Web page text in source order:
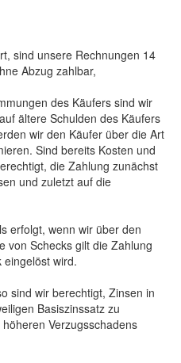
sind unsere Rechnungen 14
Abzug zahlbar,
des Käufers sind wir
ältere Schulden des Käufers
wir den Käufer über die Art
Sind bereits Kosten und
die Zahlung zunächst
und zuletzt auf die
erfolgt, wenn wir über den
von Schecks gilt die Zahlung
wird.
sind wir berechtigt, Zinsen in
Basiszinssatz zu
Verzugsschadens